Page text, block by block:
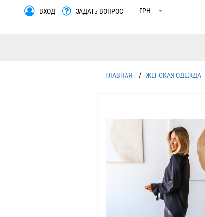
ВХОД ЗАДАТЬ ВОПРОС
ГЛАВНАЯ / ЖЕНСКАЯ ОДЕЖДА